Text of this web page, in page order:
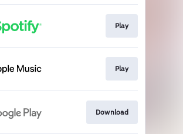
Play
Play
Download